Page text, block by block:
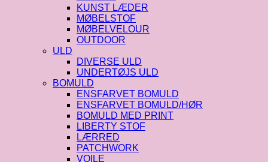
KUNST LÆDER
MØBELSTOF
MØBELVELOUR
OUTDOOR
ULD
DIVERSE ULD
UNDERTØJS ULD
BOMULD
ENSFARVET BOMULD
ENSFARVET BOMULD/HØR
BOMULD MED PRINT
LIBERTY STOF
LÆRRED
PATCHWORK
VOILE